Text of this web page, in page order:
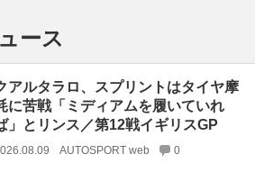
ース
アルタラロ、スプリントはタイヤ摩
に苦戦「ミディアムを履いていれ
」とリンス／第12戦イギリスGP
AUTOSPORT web 0